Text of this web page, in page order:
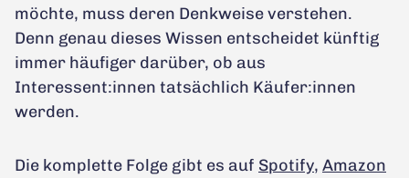
möchte, muss deren Denkweise verstehen.
Denn genau dieses Wissen entscheidet künftig
immer häufiger darüber, ob aus
Interessent:innen tatsächlich Käufer:innen
werden.
Die komplette Folge gibt es auf Spotify, Amazon